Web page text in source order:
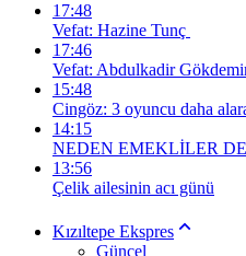
17:48
Vefat: Hazine Tunç
17:46
Vefat: Abdulkadir
15:48
Cingöz: 3 oyuncu daha
14:15
NEDEN EMEKLİLER
13:56
Çelik ailesinin acı günü
Kızıltepe Ekspres
Güncel